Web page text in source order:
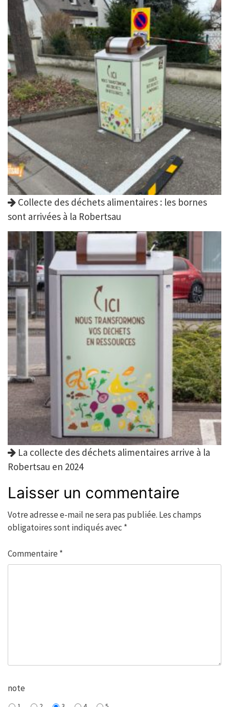
Collecte des déchets alimentaires : les bornes
sont arrivées à la Robertsau
La collecte des déchets alimentaires arrive à la
Robertsau en 2024
Laisser un commentaire
Votre adresse e-mail ne sera pas publiée. Les champs
obligatoires sont indiqués avec *
Commentaire *
note